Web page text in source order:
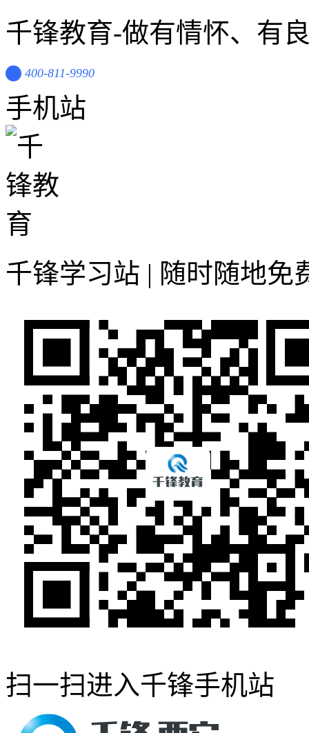
千锋教育-做有情怀、有
400-811-9990
手机站
千锋学习站 | 随时随地免
扫一扫进入千锋手机站